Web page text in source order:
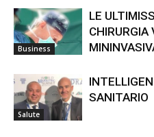
Business
LE
CHIRURGIA
Salute
SANITARIO